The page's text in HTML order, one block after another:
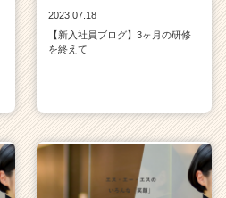
2023.07.18
【新入社員ブログ】3ヶ月の研修
を終えて